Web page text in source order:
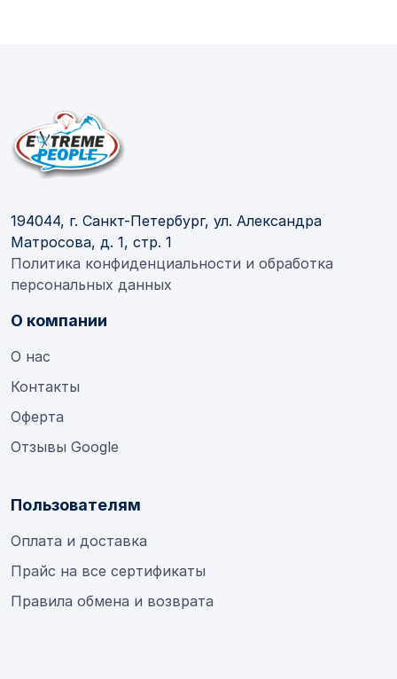
194044, г. Санкт-Петербург, ул. Александра
Матросова, д. 1, стр. 1
Политика конфиденциальности и обработка
персональных данных
О компании
О нас
Контакты
Оферта
Отзывы Google
Пользователям
Оплата и доставка
Прайс на все сертификаты
Правила обмена и возврата